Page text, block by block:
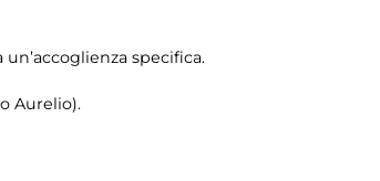
specifica.
Aurelio).